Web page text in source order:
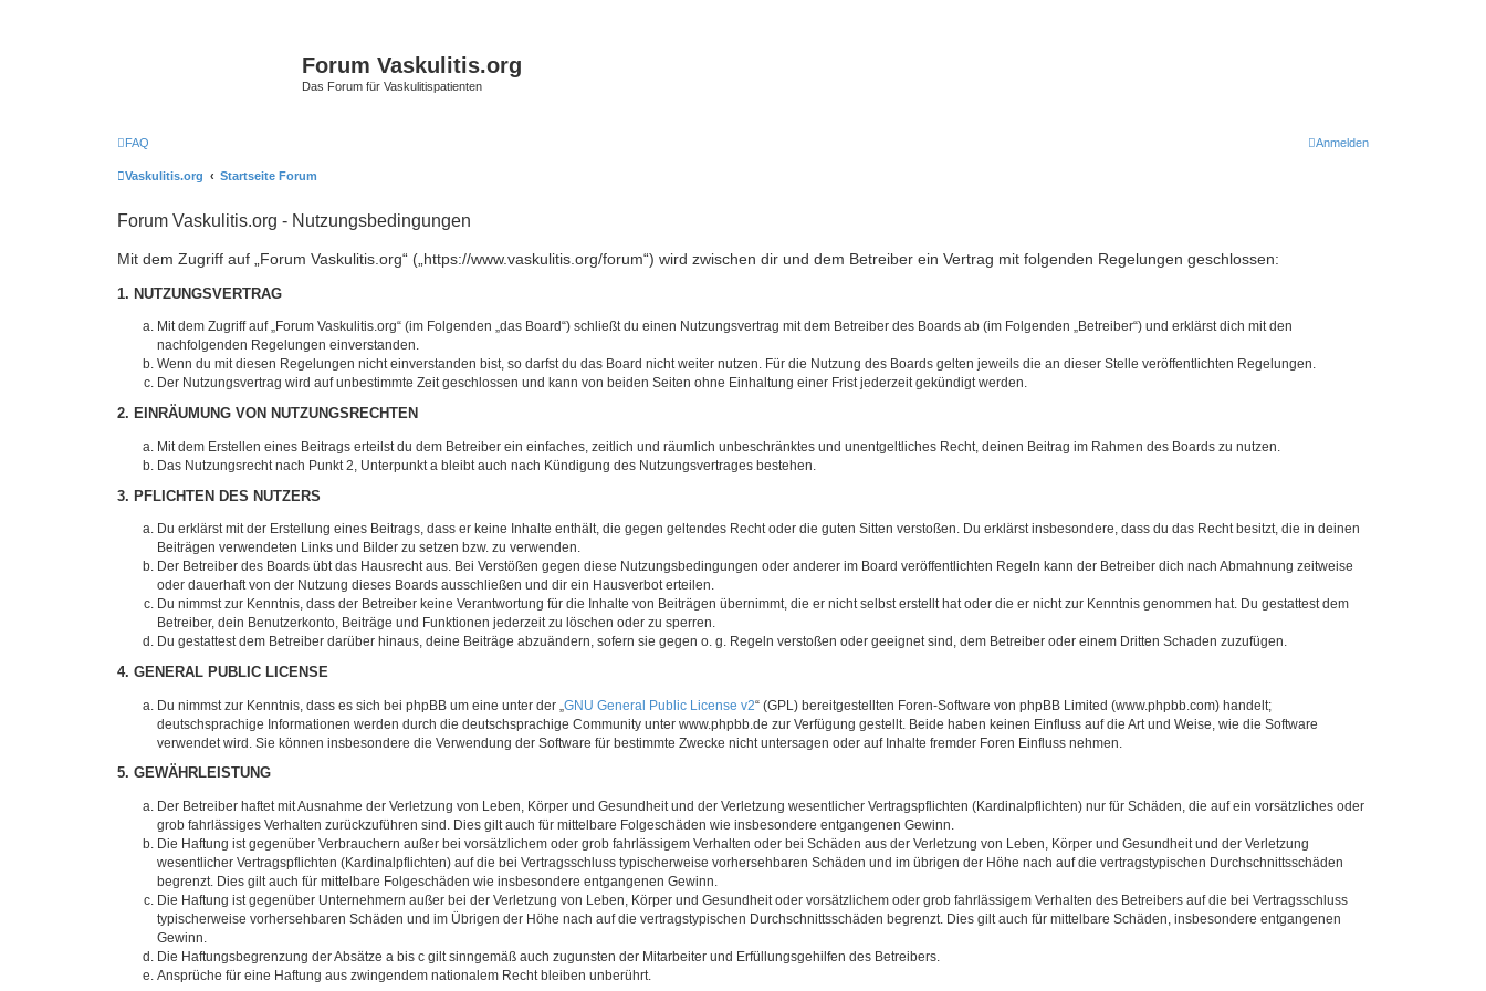
Forum Vaskulitis.org
Das Forum für Vaskulitispatienten
FAQ Anmelden
Vaskulitis.org Startseite Forum
Forum Vaskulitis.org - Nutzungsbedingungen
Mit dem Zugriff auf „Forum Vaskulitis.org“ („https://www.vaskulitis.org/forum“) wird zwischen dir und dem Betreiber ein Vertrag mit folgenden Regelungen geschlossen:
1. NUTZUNGSVERTRAG
Mit dem Zugriff auf „Forum Vaskulitis.org“ (im Folgenden „das Board“) schließt du einen Nutzungsvertrag mit dem Betreiber des Boards ab (im Folgenden „Betreiber“) und erklärst dich mit den
nachfolgenden Regelungen einverstanden.
Wenn du mit diesen Regelungen nicht einverstanden bist, so darfst du das Board nicht weiter nutzen. Für die Nutzung des Boards gelten jeweils die an dieser Stelle veröffentlichten Regelungen.
Der Nutzungsvertrag wird auf unbestimmte Zeit geschlossen und kann von beiden Seiten ohne Einhaltung einer Frist jederzeit gekündigt werden.
2. EINRÄUMUNG VON NUTZUNGSRECHTEN
Mit dem Erstellen eines Beitrags erteilst du dem Betreiber ein einfaches, zeitlich und räumlich unbeschränktes und unentgeltliches Recht, deinen Beitrag im Rahmen des Boards zu nutzen.
Das Nutzungsrecht nach Punkt 2, Unterpunkt a bleibt auch nach Kündigung des Nutzungsvertrages bestehen.
3. PFLICHTEN DES NUTZERS
Du erklärst mit der Erstellung eines Beitrags, dass er keine Inhalte enthält, die gegen geltendes Recht oder die guten Sitten verstoßen. Du erklärst insbesondere, dass du das Recht besitzt, die in deinen
Beiträgen verwendeten Links und Bilder zu setzen bzw. zu verwenden.
Der Betreiber des Boards übt das Hausrecht aus. Bei Verstößen gegen diese Nutzungsbedingungen oder anderer im Board veröffentlichten Regeln kann der Betreiber dich nach Abmahnung zeitweise
oder dauerhaft von der Nutzung dieses Boards ausschließen und dir ein Hausverbot erteilen.
Du nimmst zur Kenntnis, dass der Betreiber keine Verantwortung für die Inhalte von Beiträgen übernimmt, die er nicht selbst erstellt hat oder die er nicht zur Kenntnis genommen hat. Du gestattest dem
Betreiber, dein Benutzerkonto, Beiträge und Funktionen jederzeit zu löschen oder zu sperren.
Du gestattest dem Betreiber darüber hinaus, deine Beiträge abzuändern, sofern sie gegen o. g. Regeln verstoßen oder geeignet sind, dem Betreiber oder einem Dritten Schaden zuzufügen.
4. GENERAL PUBLIC LICENSE
Du nimmst zur Kenntnis, dass es sich bei phpBB um eine unter der „ GNU General Public License v2“ (GPL) bereitgestellten Foren-Software von phpBB Limited (www.phpbb.com) handelt;
deutschsprachige Informationen werden durch die deutschsprachige Community unter www.phpbb.de zur Verfügung gestellt. Beide haben keinen Einfluss auf die Art und Weise, wie die Software
verwendet wird. Sie können insbesondere die Verwendung der Software für bestimmte Zwecke nicht untersagen oder auf Inhalte fremder Foren Einfluss nehmen.
5. GEWÄHRLEISTUNG
Der Betreiber haftet mit Ausnahme der Verletzung von Leben, Körper und Gesundheit und der Verletzung wesentlicher Vertragspflichten (Kardinalpflichten) nur für Schäden, die auf ein vorsätzliches oder
grob fahrlässiges Verhalten zurückzuführen sind. Dies gilt auch für mittelbare Folgeschäden wie insbesondere entgangenen Gewinn.
Die Haftung ist gegenüber Verbrauchern außer bei vorsätzlichem oder grob fahrlässigem Verhalten oder bei Schäden aus der Verletzung von Leben, Körper und Gesundheit und der Verletzung
wesentlicher Vertragspflichten (Kardinalpflichten) auf die bei Vertragsschluss typischerweise vorhersehbaren Schäden und im übrigen der Höhe nach auf die vertragstypischen Durchschnittsschäden
begrenzt. Dies gilt auch für mittelbare Folgeschäden wie insbesondere entgangenen Gewinn.
Die Haftung ist gegenüber Unternehmern außer bei der Verletzung von Leben, Körper und Gesundheit oder vorsätzlichem oder grob fahrlässigem Verhalten des Betreibers auf die bei Vertragsschluss
typischerweise vorhersehbaren Schäden und im Übrigen der Höhe nach auf die vertragstypischen Durchschnittsschäden begrenzt. Dies gilt auch für mittelbare Schäden, insbesondere entgangenen
Gewinn.
Die Haftungsbegrenzung der Absätze a bis c gilt sinngemäß auch zugunsten der Mitarbeiter und Erfüllungsgehilfen des Betreibers.
Ansprüche für eine Haftung aus zwingendem nationalem Recht bleiben unberührt.